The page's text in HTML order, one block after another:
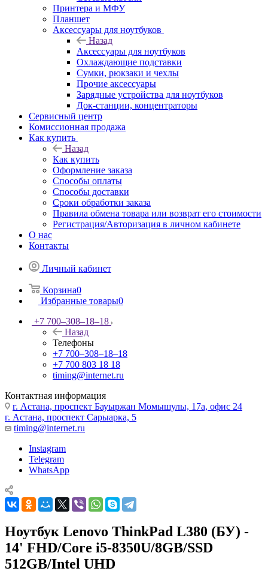
Принтера и МФУ
Планшет
Аксессуары для ноутбуков
Назад
Аксессуары для ноутбуков
Охлаждающие подставки
Сумки, рюкзаки и чехлы
Прочие аксессуары
Зарядные устройства для ноутбуков
Док-станции, концентраторы
Сервисный центр
Комиссионная продажа
Как купить
Назад
Как купить
Оформление заказа
Способы оплаты
Способы доставки
Сроки обработки заказа
Правила обмена товара или возврат его стоимости
Регистрация/Авторизация в личном кабинете
О нас
Контакты
Личный кабинет
Корзина0
Избранные товары0
+7 700‒308‒18‒18
Назад
Телефоны
+7 700‒308‒18‒18
+7 700 803 18 18
timing@internet.ru
Контактная информация
г. Астана, проспект Бауыржан Момышулы, 17а, офис 24
г. Астана, проспект Сарыарка, 5
timing@internet.ru
Instagram
Telegram
WhatsApp
Ноутбук Lenovo ThinkPad L380 (БУ) -
14' FHD/Core i5-8350U/8GB/SSD
512GB/Intel UHD